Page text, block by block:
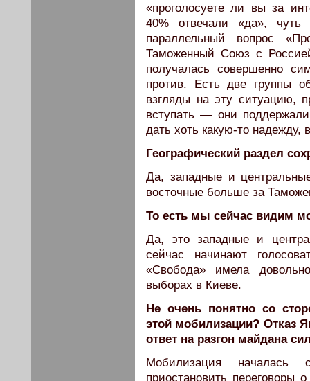
«проголосуете ли вы за
40% отвечали «да»,
параллельный вопрос
Таможенный Союз с
получалась совершенно
против. Есть две группы
взгляды на эту ситуацию,
вступать — они
дать хоть какую-то надежду,
Географический раздел
Да, западные и
восточные больше за
То есть мы сейчас видим
Да, это западные и
сейчас начинают
«Свобода» имела
выборах в Киеве.
Не очень понятно со
этой мобилизации? Отказ
ответ на разгон майдана
Мобилизация началась
приостановить переговоры